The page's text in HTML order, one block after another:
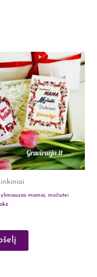
kurie yra
mamai, močiutei